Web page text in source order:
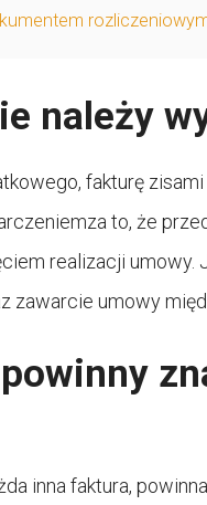
należy
fakturę
to, że
realizacji
zawarcie umowy
inna faktura,